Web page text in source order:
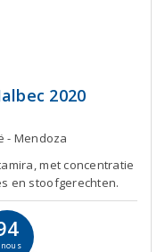
2020
- Mendoza
met concentratie
en stoofgerechten.